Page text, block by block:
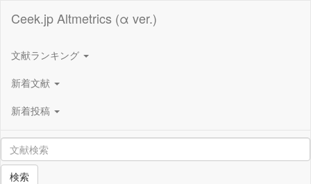
Ceek.jp Altmetrics (α ver.)
文献ランキング
新着文献
新着投稿
検索